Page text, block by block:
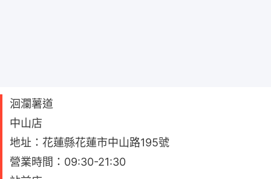
洄瀾薯道
中山店
地址：花蓮縣花蓮市中山路195號
營業時間：09:30-21:30